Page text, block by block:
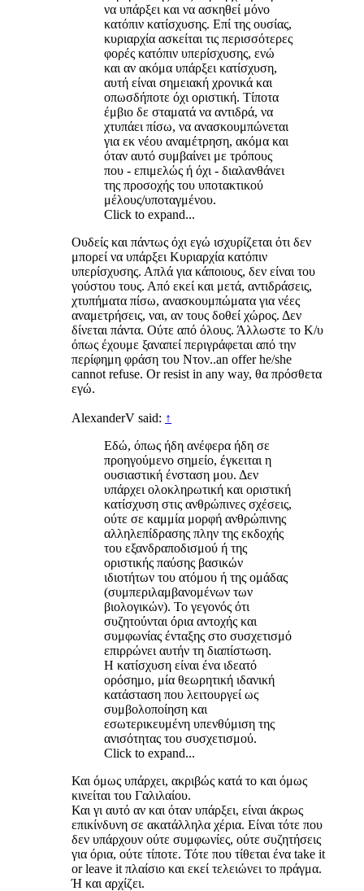
να υπάρξει και να ασκηθεί μόνο
κατόπιν κατίσχυσης. Επί της ουσίας,
κυριαρχία ασκείται τις περισσότερες
φορές κατόπιν υπερίσχυσης, ενώ
και αν ακόμα υπάρξει κατίσχυση,
αυτή είναι σημειακή χρονικά και
οπωσδήποτε όχι οριστική. Τίποτα
έμβιο δε σταματά να αντιδρά, να
χτυπάει πίσω, να ανασκουμπώνεται
για εκ νέου αναμέτρηση, ακόμα και
όταν αυτό συμβαίνει με τρόπους
που - επιμελώς ή όχι - διαλανθάνει
της προσοχής του υποτακτικού
μέλους/υποταγμένου.
Click to expand...
Ουδείς και πάντως όχι εγώ ισχυρίζεται ότι δεν
μπορεί να υπάρξει Κυριαρχία κατόπιν
υπερίσχυσης. Απλά για κάποιους, δεν είναι του
γούστου τους. Από εκεί και μετά, αντιδράσεις,
χτυπήματα πίσω, ανασκουμπώματα για νέες
αναμετρήσεις, ναι, αν τους δοθεί χώρος. Δεν
δίνεται πάντα. Ούτε από όλους. Άλλωστε το Κ/υ
όπως έχουμε ξαναπεί περιγράφεται από την
περίφημη φράση του Ντον..an offer he/she
cannot refuse. Or resist in any way, θα πρόσθετα
εγώ.
AlexanderV said: ↑
Εδώ, όπως ήδη ανέφερα ήδη σε
προηγούμενο σημείο, έγκειται η
ουσιαστική ένσταση μου. Δεν
υπάρχει ολοκληρωτική και οριστική
κατίσχυση στις ανθρώπινες σχέσεις,
ούτε σε καμμία μορφή ανθρώπινης
αλληλεπίδρασης πλην της εκδοχής
του εξανδραποδισμού ή της
οριστικής παύσης βασικών
ιδιοτήτων του ατόμου ή της ομάδας
(συμπεριλαμβανομένων των
βιολογικών). Το γεγονός ότι
συζητούνται όρια αντοχής και
συμφωνίας ένταξης στο συσχετισμό
επιρρώνει αυτήν τη διαπίστωση.
Η κατίσχυση είναι ένα ιδεατό
ορόσημο, μία θεωρητική ιδανική
κατάσταση που λειτουργεί ως
συμβολοποίηση και
εσωτερικευμένη υπενθύμιση της
ανισότητας του συσχετισμού.
Click to expand...
Και όμως υπάρχει, ακριβώς κατά το και όμως
κινείται του Γαλιλαίου.
Και γι αυτό αν και όταν υπάρξει, είναι άκρως
επικίνδυνη σε ακατάλληλα χέρια. Είναι τότε που
δεν υπάρχουν ούτε συμφωνίες, ούτε συζητήσεις
για όρια, ούτε τίποτε. Τότε που τίθεται ένα take it
or leave it πλαίσιο και εκεί τελειώνει το πράγμα.
Ή και αρχίζει.